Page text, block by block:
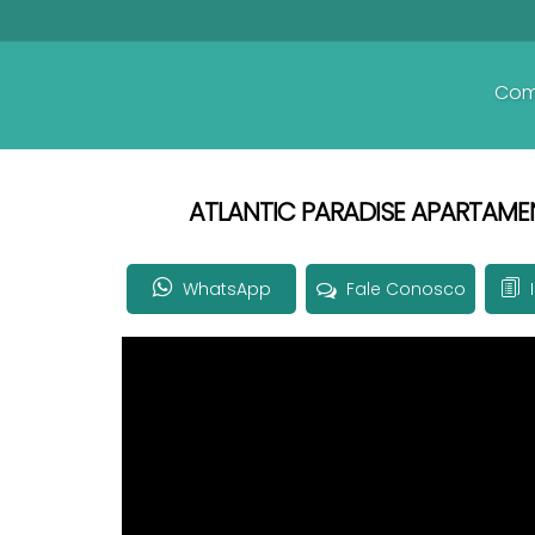
ATLANTIC PARADISE
WhatsApp Fale Conosco